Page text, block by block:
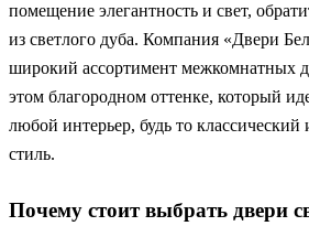
помещение элегантность и свет,
из светлого дуба. Компания «Двери
широкий ассортимент межкомнатных
этом благородном оттенке, который
любой интерьер, будь то
стиль.
Почему стоит выбрать двери